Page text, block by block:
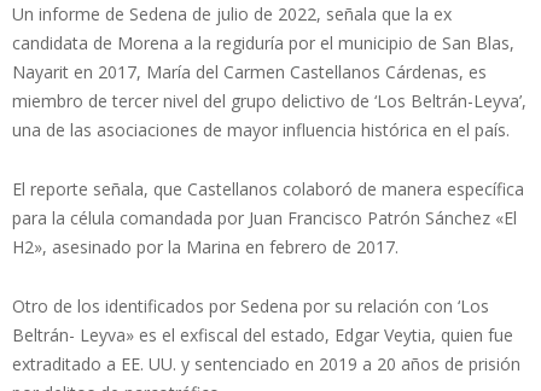
Un informe de Sedena de julio de 2022, señala que la ex
candidata de Morena a la regiduría por el municipio de San Blas,
Nayarit en 2017, María del Carmen Castellanos Cárdenas, es
miembro de tercer nivel del grupo delictivo de ‘Los Beltrán-Leyva’,
una de las asociaciones de mayor influencia histórica en el país.
El reporte señala, que Castellanos colaboró de manera específica
para la célula comandada por Juan Francisco Patrón Sánchez «El
H2», asesinado por la Marina en febrero de 2017.
Otro de los identificados por Sedena por su relación con ‘Los
Beltrán- Leyva» es el exfiscal del estado, Edgar Veytia, quien fue
extraditado a EE. UU. y sentenciado en 2019 a 20 años de prisión